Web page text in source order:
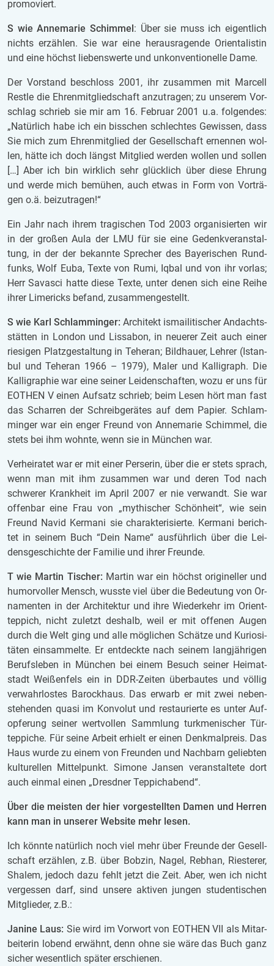
pro­mo­viert.
S wie An­ne­ma­rie Schim­mel: Über sie muss ich ei­gent­lich
nichts er­zäh­len. Sie war eine her­aus­ra­gen­de Ori­en­ta­lis­tin
und eine höchst lie­bens­wer­te und un­kon­ven­ti­o­nel­le Dame.
Der Vor­stand be­schloss 2001, ihr zu­sam­men mit Mar­cell
Rest­le die Eh­ren­mit­glied­schaft an­zu­tra­gen; zu un­se­rem Vor­
schlag schrieb sie mir am 16. Fe­bru­ar 2001 u.a. fol­gen­des:
„Na­tür­lich habe ich ein biss­chen schlech­tes Ge­wis­sen, dass
Sie mich zum Eh­ren­mit­glied der Ge­sell­schaft er­nen­nen wol­
len, hätte ich doch längst Mit­glied wer­den wol­len und sol­len
[…] Aber ich bin wirk­lich sehr glück­lich über diese Eh­rung
und werde mich be­mü­hen, auch etwas in Form von Vor­trä­
gen o.ä. bei­zu­tra­gen!“
Ein Jahr nach ihrem tra­gi­schen Tod 2003 or­ga­ni­sier­ten wir
in der gro­ßen Aula der LMU für sie eine Ge­denk­ver­an­stal­
tung, in der der be­kann­te Spre­cher des Bay­e­ri­schen Rund­
funks, Wolf Euba, Texte von Rumi, Iqbal und von ihr vor­las;
Herr Sa­va­sci hatte diese Texte, unter denen sich eine Reihe
ihrer Li­me­ricks be­fand, zu­sam­men­ge­stellt.
S wie Karl Schlam­min­ger: Ar­chi­tekt is­mai­li­ti­scher An­dachts­
stät­ten in Lon­don und Lis­sa­bon, in neu­e­rer Zeit auch einer
rie­si­gen Platz­ge­stal­tung in Te­he­ran; Bild­hau­er, Leh­rer (Is­tan­
bul und Te­he­ran 1966 – 1979), Maler und Kal­li­graph. Die
Kal­li­gra­phie war eine sei­ner Lei­den­schaf­ten, wozu er uns für
EO­THEN V einen Auf­satz schrieb; beim Lesen hört man fast
das Schar­ren der Schreib­ge­rä­tes auf dem Pa­pier. Schlam­
min­ger war ein enger Freund von An­ne­ma­rie Schim­mel, die
stets bei ihm wohn­te, wenn sie in Mün­chen war.
Ver­hei­ra­tet war er mit einer Per­se­rin, über die er stets sprach,
wenn man mit ihm zu­sam­men war und deren Tod nach
schwe­rer Krank­heit im April 2007 er nie ver­wandt. Sie war
of­fen­bar eine Frau von „my­thi­scher Schön­heit“, wie sein
Freund Navid Ker­ma­ni sie cha­rak­te­ri­sier­te. Ker­ma­ni be­rich­
tet in sei­nem Buch “Dein Name“ aus­führ­lich über die Lei­
dens­ge­schich­te der Fa­mi­lie und ihrer Freun­de.
T wie Mar­tin Ti­scher: Mar­tin war ein höchst ori­gi­nel­ler und
hu­mor­vol­ler Mensch, wuss­te viel über die Be­deu­tung von Or­
na­men­ten in der Ar­chi­tek­tur und ihre Wie­der­kehr im Ori­ent­
tep­pich, nicht zu­letzt des­halb, weil er mit of­fe­nen Augen
durch die Welt ging und alle mög­li­chen Schät­ze und Ku­ri­o­si­
tä­ten ein­sam­mel­te. Er ent­deck­te nach sei­nem lang­jäh­ri­gen
Be­rufs­le­ben in Mün­chen bei einem Be­such sei­ner Hei­mat­
stadt Wei­ßen­fels ein in DDR-Zei­ten über­bau­tes und völ­lig
ver­wahr­los­tes Ba­rock­haus. Das er­warb er mit zwei ne­ben­
ste­hen­den quasi im Kon­vo­lut und re­stau­rier­te es unter Auf­
op­fe­rung sei­ner wert­vol­len Samm­lung turk­me­ni­scher Tür­
tep­pi­che. Für seine Ar­beit er­hielt er einen Denk­mal­preis. Das
Haus wurde zu einem von Freun­den und Nach­barn ge­lieb­ten
kul­tu­rel­len Mit­tel­punkt. Si­mo­ne Jan­sen ver­an­stal­te­te dort
auch ein­mal einen „Dresd­ner Tep­picha­bend“.
Über die meis­ten der hier vor­ge­stell­ten Damen und Her­ren
kann man in un­se­rer Web­site mehr lesen.
Ich könn­te na­tür­lich noch viel mehr über Freun­de der Ge­sell­
schaft er­zäh­len, z.B. über Bob­zin, Nagel, Reb­han, Ries­te­rer,
Sha­lem, je­doch dazu fehlt jetzt die Zeit. Aber, wen ich nicht
ver­ges­sen darf, sind un­se­re ak­ti­ven jun­gen stu­den­ti­schen
Mit­glie­der, z.B.:
Ja­ni­ne Laus: Sie wird im Vor­wort von EO­THEN VII als Mit­ar­
bei­te­rin lo­bend er­wähnt, denn ohne sie wäre das Buch ganz
si­cher we­sent­lich spä­ter er­schie­nen.